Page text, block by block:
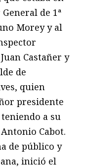
de 1ª
Morey y al
Castañer y
de
quien
presidente
a su
Cabot.
de público y
inició el